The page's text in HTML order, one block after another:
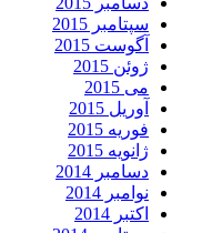
سپتامبر 2015
آگوست 2015
ژوئن 2015
می 2015
آوریل 2015
فوریه 2015
ژانویه 2015
دسامبر 2014
نوامبر 2014
اکتبر 2014